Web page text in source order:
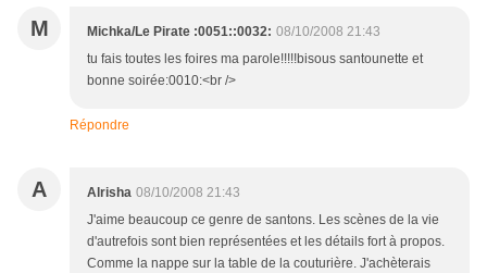
M Michka/Le Pirate :0051::0032: 08/10/2008 21:43
tu fais toutes les foires ma parole!!!!!bisous santounette et
bonne soirée:0010:<br />
Répondre
A Alrisha 08/10/2008 21:43
J'aime beaucoup ce genre de santons. Les scènes de la vie
d'autrefois sont bien représentées et les détails fort à propos.
Comme la nappe sur la table de la couturière. J'achèterais